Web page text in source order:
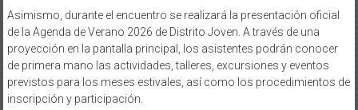
Asimismo, durante el encuentro se realizará la presentación oficial
de la Agenda de Verano 2026 de Distrito Joven. A través de una
proyección en la pantalla principal, los asistentes podrán conocer
de primera mano las actividades, talleres, excursiones y eventos
previstos para los meses estivales, así como los procedimientos de
inscripción y participación.